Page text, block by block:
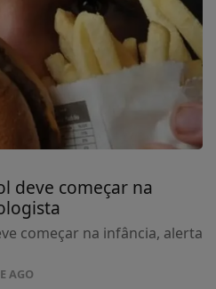
deve começar na
começar na infância, alerta
AGO